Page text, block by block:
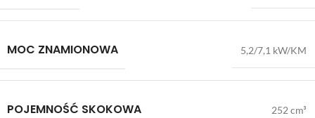
MOC ZNAMIONOWA 5,2/7,1 kW/KM
POJEMNOŚĆ SKOKOWA 252 cm³